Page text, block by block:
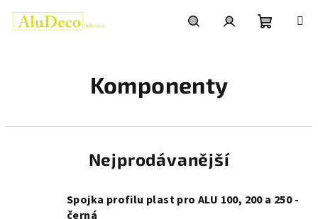
obsah
Komponenty
Nejprodávanější
Spojka profilu plast pro ALU 100, 200 a 250 -
černá